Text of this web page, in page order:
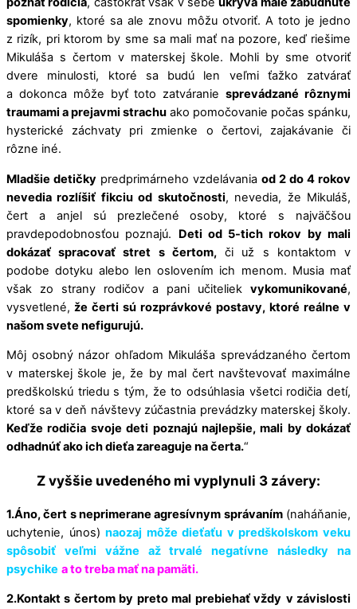
spomienky, ktoré sa ale znovu môžu otvoriť. A toto je jedno
z rizík, pri ktorom by sme sa mali mať na pozore, keď riešime
Mikuláša s čertom v materskej škole. Mohli by sme otvoriť
dvere minulosti, ktoré sa budú len veľmi ťažko zatvárať
a dokonca môže byť toto zatváraniesprevádzané rôznymi
traumami a prejavmi strachu ako pomočovanie počas spánku,
hysterické záchvaty pri zmienke o čertovi, zajakávanie či
rôzne iné.
Mladšie detičky predprimárneho vzdelávania od 2 do 4 rokov
nevedia rozlíšiť fikciu od skutočnosti, nevedia, že Mikuláš,
čert a anjel sú prezlečené osoby, ktoré s najväčšou
pravdepodobnosťou poznajú. Deti od 5-tich rokov by mali
dokázať spracovať stret s čertom,či už s kontaktom v
podobe dotyku alebo len oslovením ich menom. Musia mať
však zo strany rodičov a pani učiteliek vykomunikované,
vysvetlené, že čerti sú rozprávkové postavy, ktoré reálne v
našom svete nefigurujú.
Môj osobný názor ohľadom Mikuláša sprevádzaného čertom
v materskej škole je, že by mal čert navštevovať maximálne
predškolskú triedu s tým, že to odsúhlasia všetci rodičia detí,
ktoré sa v deň návštevy zúčastnia prevádzky materskej školy.
Keďže rodičia svoje deti poznajú najlepšie, mali by dokázať
odhadnúť ako ich dieťa zareaguje na čerta.“
Z vyššie uvedeného mi vyplynuli 3 závery:
1.Áno, čert s neprimerane agresívnym správaním(naháňanie,
uchytenie, únos)naozaj môže dieťaťu v predškolskom veku
spôsobiť veľmi vážne až trvalé negatívne následky na
psychike a to treba mať na pamäti.
2.Kontakt s čertom by preto mal prebiehať vždy v závislosti